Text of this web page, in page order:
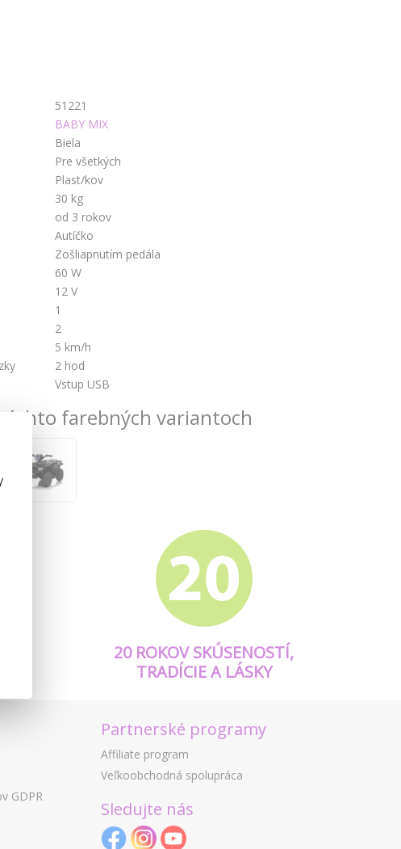
51221
BABY MIX
Biela
Pre všetkých
Plast/kov
30 kg
od 3 rokov
Autíčko
Zošliapnutím pedála
60 W
12 V
1
2
5 km/h
2 hod
Vstup USB
farebných variantoch
20 ROKOV SKÚSENOSTÍ,
TRADÍCIE A LÁSKY
GDPR
Partnerské programy
Affiliate program
Veľkoobchodná spolupráca
Sledujte nás